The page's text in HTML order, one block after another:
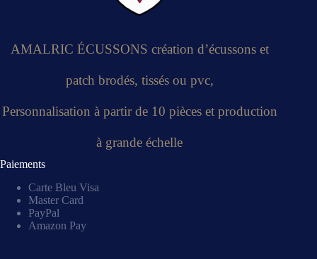
AMALRIC ÉCUSSONS création d’écussons et
patch brodés, tissés ou pvc,
Personnalisation à partir de 10 pièces et production
à grande échelle
Paiements
Carte Bleu Visa
Master Card
PayPal
Amazon Pay